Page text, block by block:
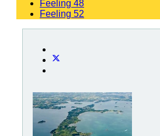
Feeling 48
Feeling 52